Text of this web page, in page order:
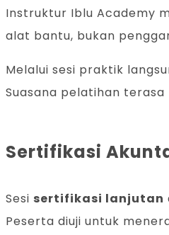
Instruktur Iblu Academy
alat bantu, bukan
Melalui sesi praktik
Suasana pelatihan
Sertifikasi
Sesi sertifikasi lanjutan
Peserta diuji untuk